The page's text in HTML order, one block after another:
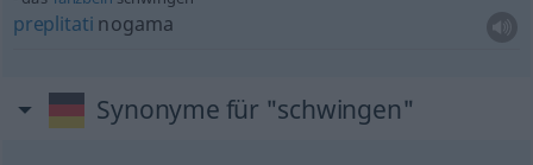
preplitati nogama
Synonyme für "schwingen"